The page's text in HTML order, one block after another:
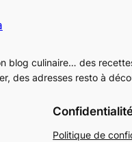
blog culinaire… des
des adresses resto à
Politique de